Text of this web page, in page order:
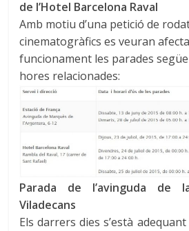
de l’Hotel Barcelona Raval
Amb motiu d’una petició de
cinematogràfics es veuran
funcionament les parades
hores relacionades:
Parada de l’avinguda de
Viladecans
Els darrers dies s’està